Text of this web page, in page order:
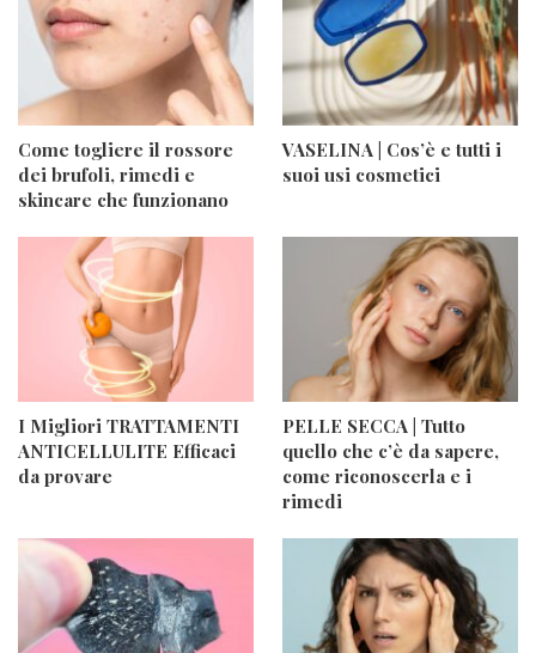
Come togliere il rossore
dei brufoli, rimedi e
skincare che funzionano
VASELINA | Cos’è e tutti i
suoi usi cosmetici
I Migliori TRATTAMENTI
ANTICELLULITE Efficaci
da provare
PELLE SECCA | Tutto
quello che c’è da sapere,
come riconoscerla e i
rimedi